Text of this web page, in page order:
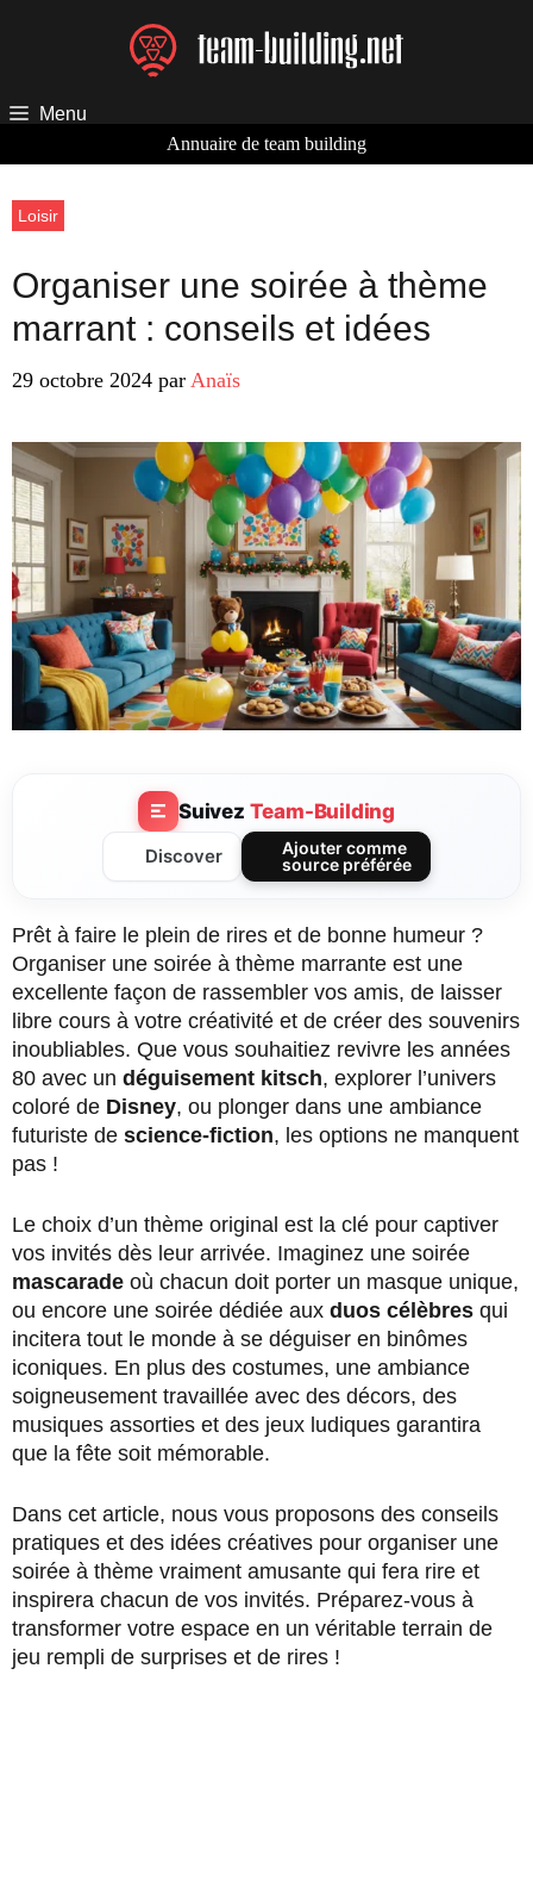
Menu
Annuaire de team building
Loisir
Organiser une soirée à thème
marrant : conseils et idées
29 octobre 2024 par Anaïs
Suivez Team-Building
Discover
Ajouter comme
source préférée
Prêt à faire le plein de rires et de bonne humeur ?
Organiser une soirée à thème marrante est une
excellente façon de rassembler vos amis, de laisser
libre cours à votre créativité et de créer des souvenirs
inoubliables. Que vous souhaitiez revivre les années
80 avec un déguisement kitsch, explorer l’univers
coloré de Disney, ou plonger dans une ambiance
futuriste de science-fiction, les options ne manquent
pas !
Le choix d’un thème original est la clé pour captiver
vos invités dès leur arrivée. Imaginez une soirée
mascarade où chacun doit porter un masque unique,
ou encore une soirée dédiée aux duos célèbres qui
incitera tout le monde à se déguiser en binômes
iconiques. En plus des costumes, une ambiance
soigneusement travaillée avec des décors, des
musiques assorties et des jeux ludiques garantira
que la fête soit mémorable.
Dans cet article, nous vous proposons des conseils
pratiques et des idées créatives pour organiser une
soirée à thème vraiment amusante qui fera rire et
inspirera chacun de vos invités. Préparez-vous à
transformer votre espace en un véritable terrain de
jeu rempli de surprises et de rires !